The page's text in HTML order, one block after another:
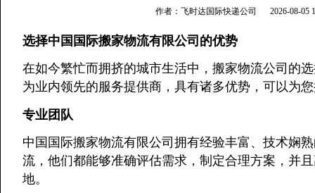
作者：飞时达国际快递公司 2026-08-05
选择中国国际搬家物流有限公司的优势
在如今繁忙而拥挤的城市生活中，搬家物流公司的
为业内领先的服务提供商，具有诸多优势，可以为
专业团队
中国国际搬家物流有限公司拥有经验丰富、技术娴
流，他们都能够准确评估需求，制定合理方案，并
地。